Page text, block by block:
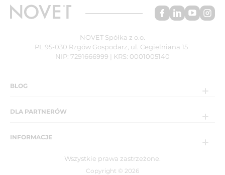
NOVET Spółka z o.o.
PL 95-030 Rzgów Gospodarz, ul. Cegielniana 15
NIP: 7291666999 | KRS: 0001005140
BLOG
DLA PARTNERÓW
INFORMACJE
Wszystkie prawa zastrzeżone.
Copyright © 2026